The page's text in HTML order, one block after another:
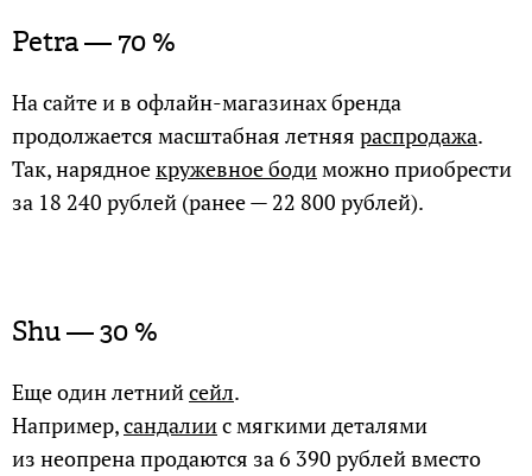
Petra — 70 %
На сайте и в офлайн-магазинах бренда
продолжается масштабная летняя распродажа.
Так, нарядноекружевное бодиможно приобрести
за 18 240 рублей (ранее — 22 800 рублей).
Shu — 30 %
Еще один летнийсейл.
Например,сандалиис мягкими деталями
из неопрена продаются за 6 390 рублей вместо